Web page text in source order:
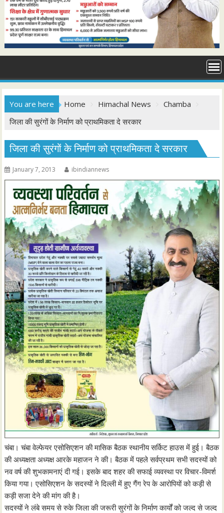
You are here Home Himachal News
Chamba
जिला की सुरंगों के निर्माण को प्राथमिकता दे सरकार
जिला की सुरंगों के निर्माण को प्राथमिकता दे सरकार
January 7, 2013 ibindiannews
चंबा। चंबा वेल्फेयर एसोसिएशन की मासिक बैठक स्थानीय सर्किट हाउस में हुई। बैठक
की अध्यक्षता अध्यक्ष आरके महाजन ने की। बैठक में पहले सर्वप्रथम सभी सदस्यों को
नव वर्ष की शुभकामनाएं दी गई। इसके बाद शहर की सफाई व्यवस्था पर विचार-विमर्श
किया गया। एसोसिएशन के सदस्यों ने दिल्ली में हुए गैंग रेप के आरोपियों को कड़ी से
कड़ी सजा देने की मांग की है।
सदस्यों ने लंबे समय से रुके जिला की जरूरी सुरंगों के निर्माण कार्यों को जल्द से जल्द